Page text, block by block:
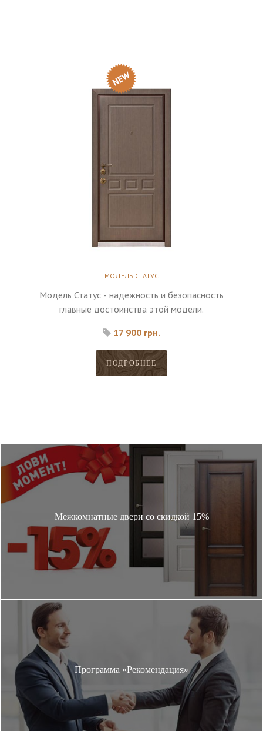
МОДЕЛЬ СТАТУС
Модель Статус - надежность и безопасность
главные достоинства этой модели.
17 900 грн.
ПОДРОБНЕЕ
Межкомнатные двери со скидкой 15%
Программа «Рекомендация»